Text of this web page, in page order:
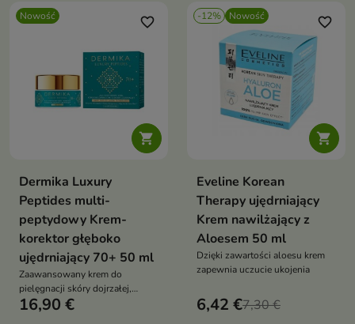
Nowość

favorite_border
Dermika Luxury
Peptides multi-
peptydowy Krem-
korektor głęboko
ujędrniający 70+ 50 ml
Zaawansowany krem do
pielęgnacji skóry dojrzałej,
opracowany z myślą o
16,90 €
-12% Nowość

favorite_border
Eveline Korean
Therapy ujędrniający
Krem nawilżający z
Aloesem 50 ml
Dzięki zawartości aloesu krem
zapewnia uczucie ukojenia
6,42 €7,30 €